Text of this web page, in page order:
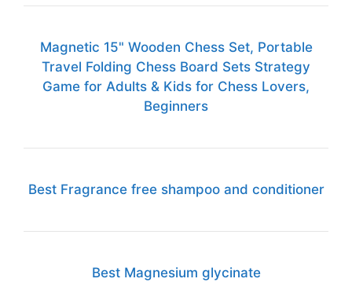
Magnetic 15" Wooden Chess Set, Portable
Travel Folding Chess Board Sets Strategy
Game for Adults & Kids for Chess Lovers,
Beginners
Best Fragrance free shampoo and conditioner
Best Magnesium glycinate